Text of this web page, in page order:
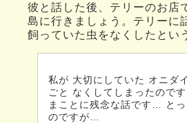
彼と話した後、テリーのお店
島に行きましょう。テリーに
飼っていた虫をなくしたとい
私が 大切にしていた オニダ
ごと なくしてしまったのです
まことに残念な話です… と
のですが…